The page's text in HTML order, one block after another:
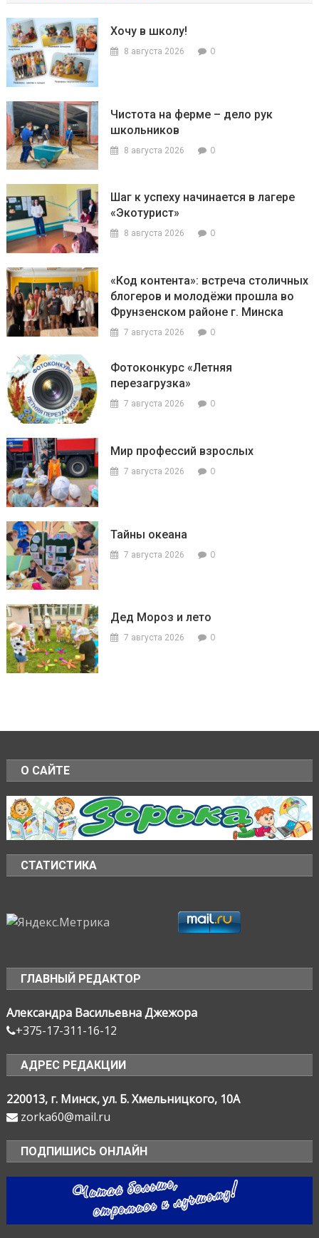
Хочу в школу!
8 августа 2026 0
Чистота на ферме – дело рук
школьников
8 августа 2026 0
Шаг к успеху начинается в лагере
«Экотурист»
8 августа 2026 0
«Код контента»: встреча столичных
блогеров и молодёжи прошла во
Фрунзенском районе г. Минска
7 августа 2026 0
Фотоконкурс «Летняя
перезагрузка»
7 августа 2026 0
Мир профессий взрослых
7 августа 2026 0
Тайны океана
7 августа 2026 0
Дед Мороз и лето
7 августа 2026 0
О САЙТЕ
СТАТИСТИКА
ГЛАВНЫЙ РЕДАКТОР
Александра Васильевна Джежора
+375-17-311-16-12
АДРЕС РЕДАКЦИИ
220013, г. Минск, ул. Б. Хмельницкого, 10А
zorka60@mail.ru
ПОДПИШИСЬ ОНЛАЙН